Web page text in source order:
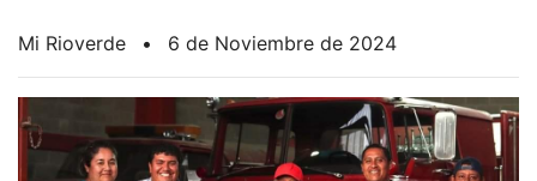
Mi Rioverde • 6 de Noviembre de 2024